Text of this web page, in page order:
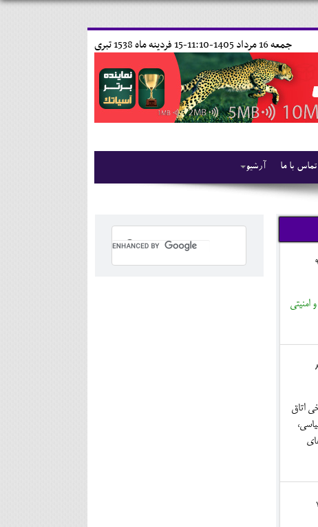
15 فردينه ماه 1538 تبری جمعه 16 مرداد 1405-11:10-
آرشیو تماس با ما
اتاق